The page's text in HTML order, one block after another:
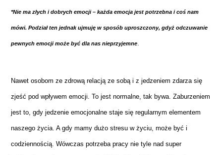
*Nie ma złych i dobrych emocji – każda emocja jest potrzebna i coś nam
mówi. Podział ten jednak ujmuję w sposób uproszczony, gdyż odczuwanie
pewnych emocji może być dla nas nieprzyjemne
Nawet osobom ze zdrową relacją ze sobą i z jedzeniem zdarza się
zjeść pod wpływem emocji. To jest normalne, tak bywa. Zaburzeniem
jest to, gdy jedzenie emocjonalne staje się regularnym elementem
naszego życia. A gdy mamy dużo stresu w życiu, może być i
codziennością. Wówczas potrzeba pracy nie tyle nad super